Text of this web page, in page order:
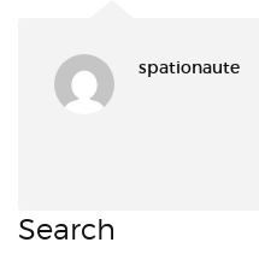
spationaute
Search